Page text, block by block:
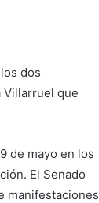
dos
Villarruel que
de mayo en los
El Senado
manifestaciones